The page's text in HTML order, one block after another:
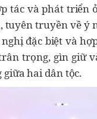
tác và phát triển
tuyên truyền về ý
đặc biệt và
trọng, gìn giữ
hai dân tộc.